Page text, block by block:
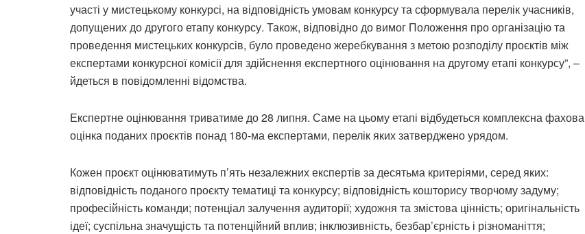
участі у мистецькому конкурсі, на відповідність умовам конкурсу та сформувала перелік учасників,
допущених до другого етапу конкурсу. Також, відповідно до вимог Положення про організацію та
проведення мистецьких конкурсів, було проведено жеребкування з метою розподілу проєктів між
експертами конкурсної комісії для здійснення експертного оцінювання на другому етапі конкурсу”, –
йдеться в повідомленні відомства.
Експертне оцінювання триватиме до 28 липня. Саме на цьому етапі відбудеться комплексна фахова
оцінка поданих проєктів понад 180-ма експертами, перелік яких затверджено урядом.
Кожен проєкт оцінюватимуть п’ять незалежних експертів за десятьма критеріями, серед яких:
відповідність поданого проєкту тематиці та конкурсу; відповідність кошторису творчому задуму;
професійність команди; потенціал залучення аудиторії; художня та змістова цінність; оригінальність
ідеї; суспільна значущість та потенційний вплив; інклюзивність, безбар’єрність і різноманіття;